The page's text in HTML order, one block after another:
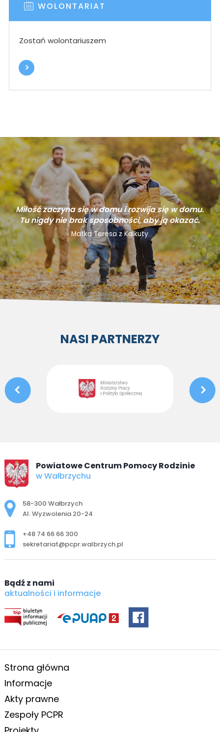
WOLONTARIAT
Zostań wolontariuszem
Miłość zaczyna się w domu i rozwija się w domu.
Tu nigdy nie brak sposobności, aby ją okazać.
Matka Teresa z Kalkuty
NASI PARTNERZY
Powiatowe Centrum Pomocy Rodzinie
w Wałbrzychu
Adres pocztowy:
58-300 Wałbrzych
Al. Wyzwolenia 20-24
+48 74 66 66 300
sekretariat@pcpr.walbrzych.pl
Bądź z nami
aktualności i informacje
Strona główna
Informacje
Akty prawne
Zespoły PCPR